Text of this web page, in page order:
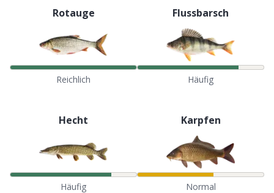
Rotauge
Reichlich
Flussbarsch
Häufig
Hecht
Häufig
Karpfen
Normal